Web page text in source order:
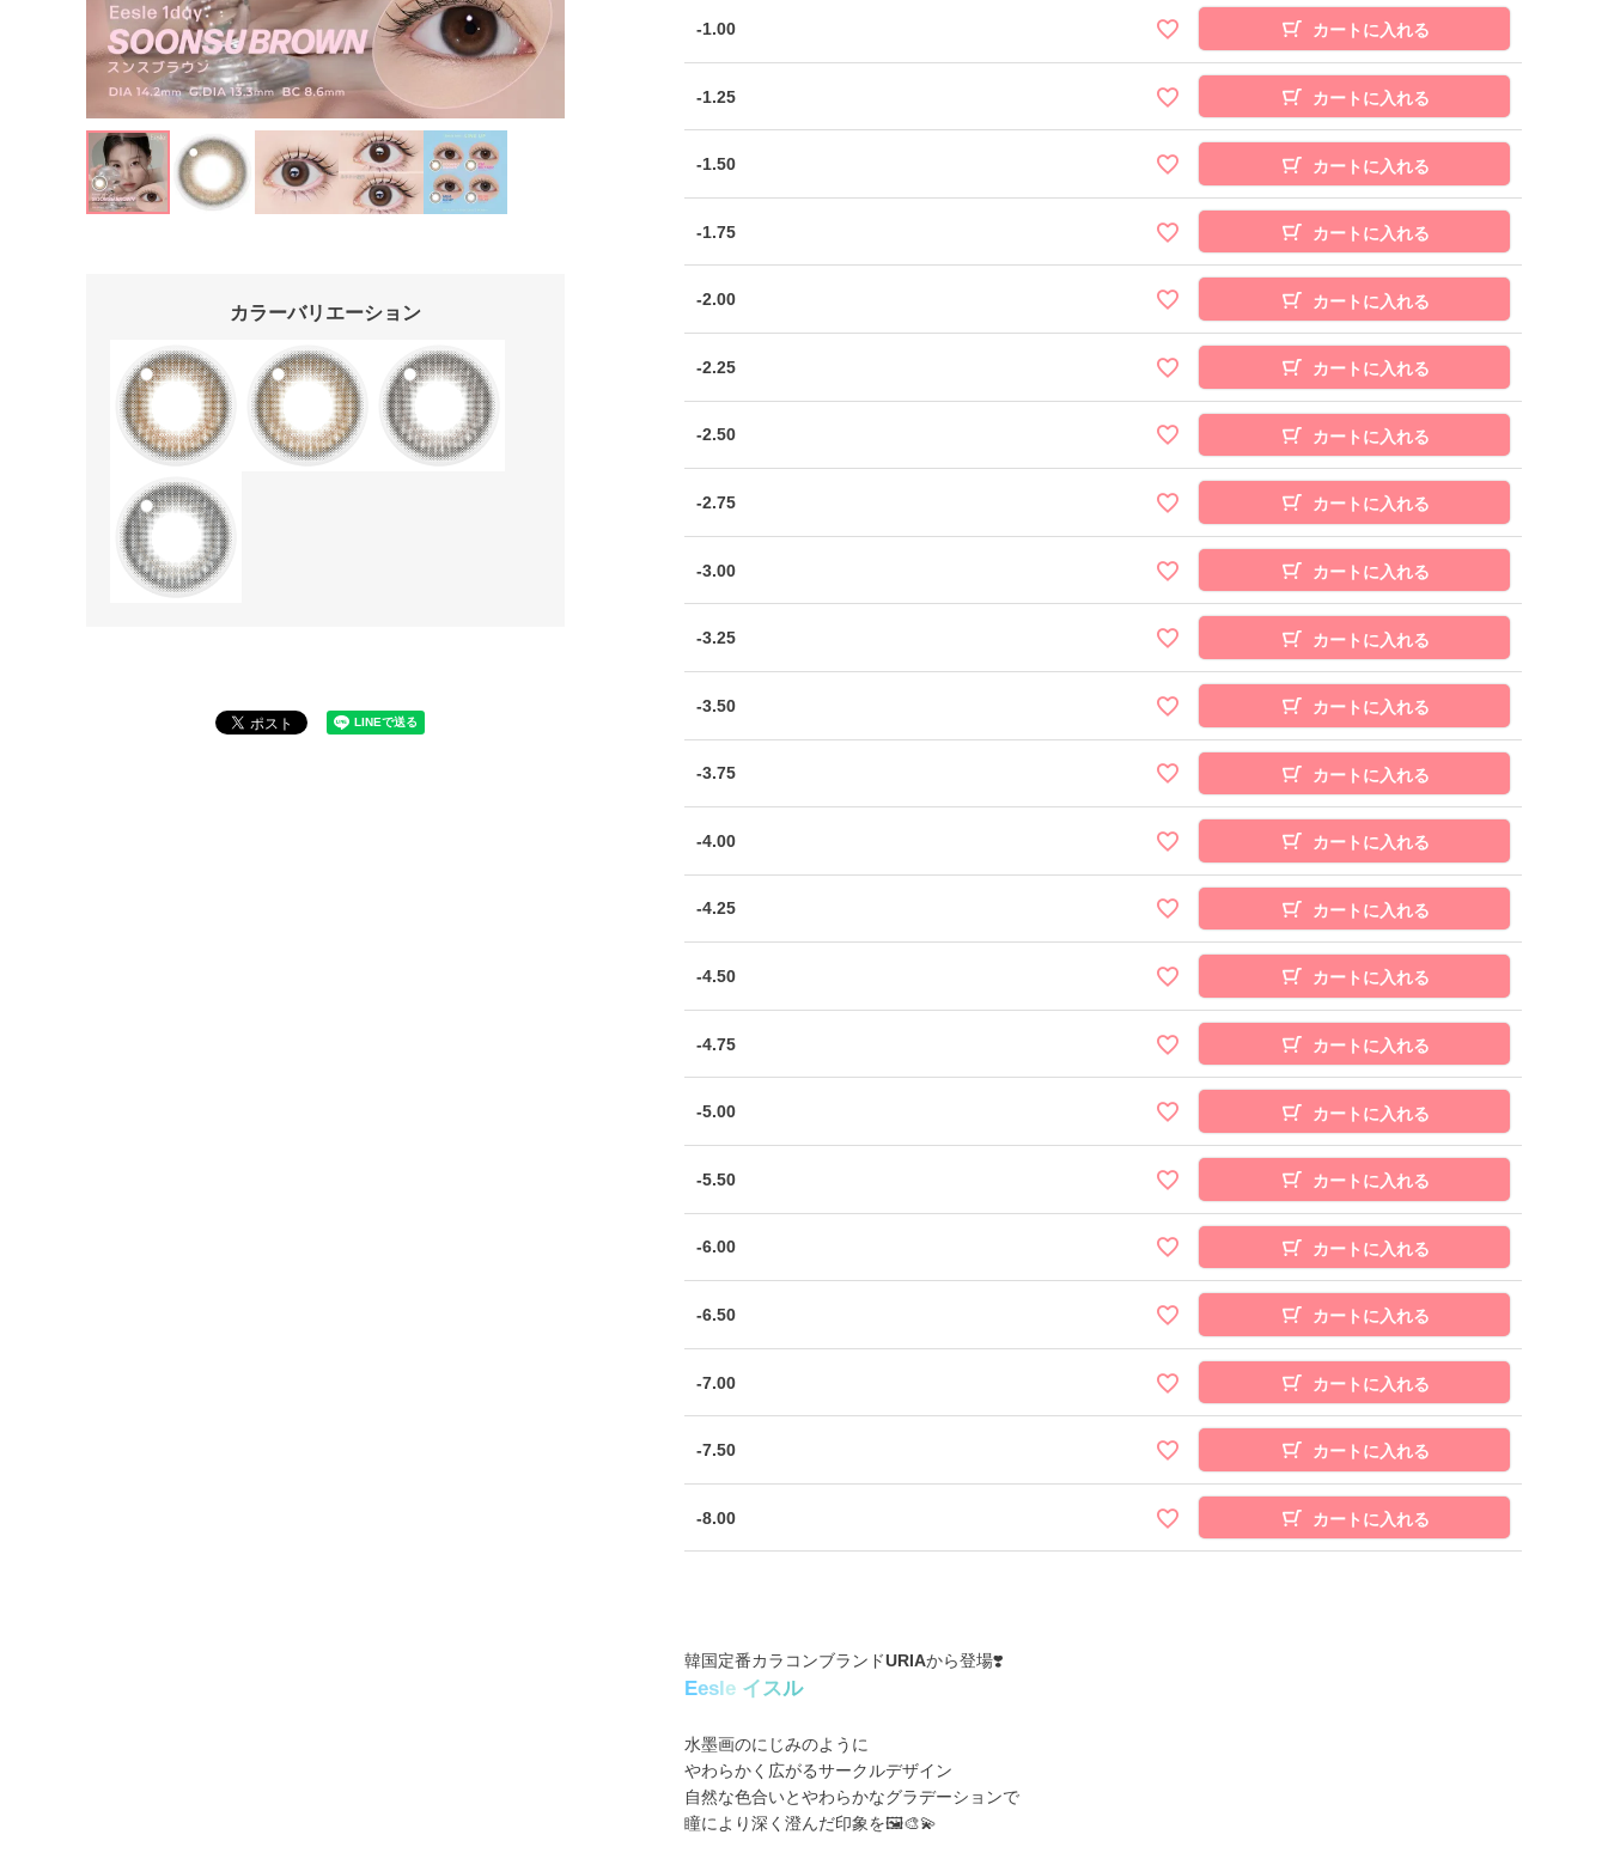
カラーバリエーション
-1.00 カートに入れる
-1.25 カートに入れる
-1.50 カートに入れる
-1.75 カートに入れる
-2.00 カートに入れる
-2.25 カートに入れる
-2.50 カートに入れる
-2.75 カートに入れる
-3.00 カートに入れる
-3.25 カートに入れる
-3.50 カートに入れる
-3.75 カートに入れる
-4.00 カートに入れる
-4.25 カートに入れる
-4.50 カートに入れる
-4.75 カートに入れる
-5.00 カートに入れる
-5.50 カートに入れる
-6.00 カートに入れる
-6.50 カートに入れる
-7.00 カートに入れる
-7.50 カートに入れる
-8.00 カートに入れる
韓国定番カラコンブランドURIAから登場❣️
Eesl e イスル
水墨画のにじみのように
やわらかく広がるサークルデザイン
自然な色合いとやわらかなグラデーションで
瞳により深く澄んだ印象を🖼️🎨💫